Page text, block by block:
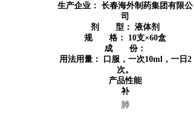
生产企业： 长春海外制药集团有限公
司
剂 型： 液体剂
规 格： 10支×60盒
成 份：
用法用量： 口服，一次10ml，一日2
次。
产品性能
补
肺